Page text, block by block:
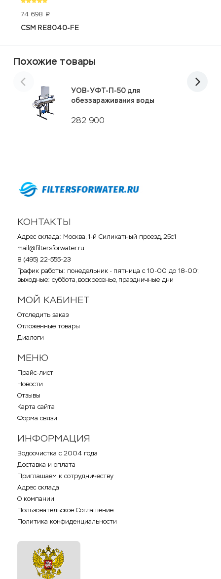
74 698 p
CSM RE8040-FE
Похожие товары
282 900
УОВ-УФТ-П-50 для
обеззараживания воды
КОНТАКТЫ
Адрес склада: Москва, 1-й Силикатный проезд, 25с1
mail@filtersforwater.ru
8 (495) 22-555-23
График работы: понедельник - пятница с 10-00 до 18-00;
выходные: суббота, воскресенье, праздничные дни
МОЙ КАБИНЕТ
Отследить заказ
Отложенные товары
Диалоги
МЕНЮ
Прайс-лист
Новости
Отзывы
Карта сайта
Форма связи
ИНФОРМАЦИЯ
Водоочистка с 2004 года
Доставка и оплата
Приглашаем к сотрудничеству
Адрес склада
О компании
Пользовательское Соглашение
Политика конфиденциальности